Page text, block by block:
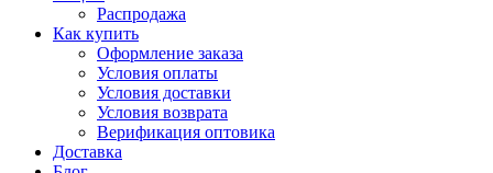
Распродажа
Как купить
Оформление заказа
Условия оплаты
Условия доставки
Условия возврата
Верификация оптовика
Доставка